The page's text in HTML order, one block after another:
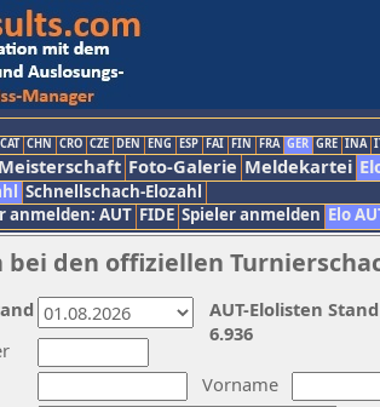
CAT CHN CRO CZE DEN ENG ESP FAI FIN FRA GER GRE INA
Meisterschaft Foto-Galerie Meldekartei
Schnellschach-Elozahl
anmelden: AUT FIDE Spieler anmelden Elo
den offiziellen
Vorname
AUT-Elolisten
6.936